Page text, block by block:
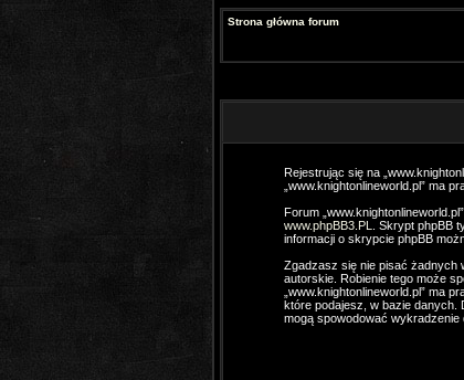
Strona główna forum
Rejestrując się na
„www.knightonlineworld.pl” ma
Forum
www.phpBB3.PL
. Skrypt phpBB
informacji o skrypcie phpBB
Zgadzasz się nie pisać żadnych
autorskie. Robienie tego może
„www.knightonlineworld.pl” ma
które podajesz, w bazie danych.
mogą spowodować wykradzenie